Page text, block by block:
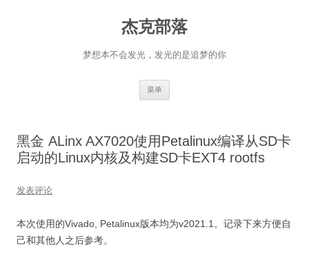
杰克部落
梦想本不会发光，发光的是追梦的你
菜单
黑金 ALinx AX7020使用Petalinux编译从SD卡
启动的Linux内核及构建SD卡EXT4 rootfs
发表评论
本次使用的Vivado, Petalinux版本均为v2021.1。记录下来方便自
己和其他人之后参考。